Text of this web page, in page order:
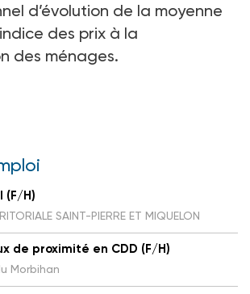
d’évolution de la moyenne
des prix à la
des ménages.
(F/H)
SAINT-PIERRE ET MIQUELON
de proximité en CDD (F/H)
Morbihan